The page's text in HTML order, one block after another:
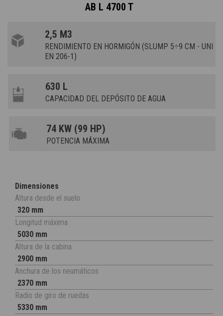
AB L 4700 T
2,5 M3
RENDIMIENTO EN HORMIGÓN (SLUMP 5÷9 CM - UNI
EN 206-1)
630 L
CAPACIDAD DEL DEPÓSITO DE AGUA
74 KW (99 HP)
POTENCIA MÁXIMA
Dimensiones
Altura desde el suelo
320 mm
Longitud máxima
5030 mm
Altura de la cabina
2900 mm
Anchura de los neumáticos
2370 mm
Radio de giro de ruedas
5330 mm